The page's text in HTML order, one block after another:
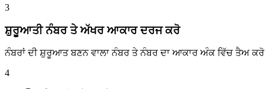
3
ਸ਼ੁਰੂਆਤੀ ਨੰਬਰ ਤੇ ਅੱਖਰ ਆਕਾਰ ਦਰਜ ਕਰੋ
ਨੰਬਰਾਂ ਦੀ ਸ਼ੁਰੂਆਤ ਬਣਨ ਵਾਲਾ ਨੰਬਰ ਤੇ ਨੰਬਰ ਦਾ ਆਕਾਰ ਅੰਕ ਵਿੱਚ ਤੈਅ ਕਰੋ
4